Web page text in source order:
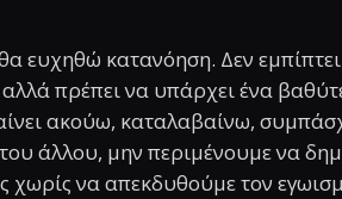
ευχηθώ κατανόηση. Δεν
αλλά πρέπει να υπάρχει ένα
ακούω, καταλαβαίνω,
άλλου, μην περιμένουμε να
χωρίς να απεκδυθούμε τον